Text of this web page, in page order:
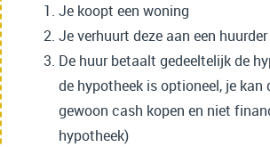
Je koopt een woning
Je verhuurt deze aan een huurder
De huur betaalt gedeeltelijk de
de hypotheek is optioneel, je kan
gewoon cash kopen en niet
hypotheek)